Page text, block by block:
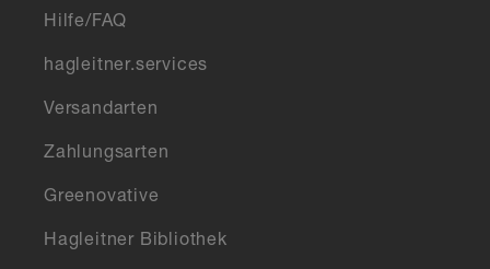
Hilfe/FAQ
hagleitner.services
Versandarten
Zahlungsarten
Greenovative
Hagleitner Bibliothek